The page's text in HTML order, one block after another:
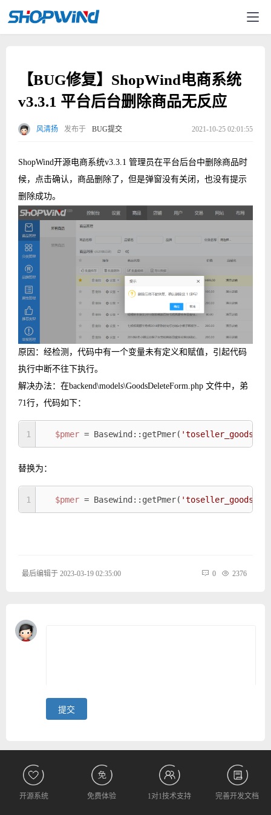
【BUG修复】ShopWind电商系统
v3.3.1 平台后台删除商品无反应
风清扬 发布于 BUG提交 2021-10-25 02:01:55
ShopWind开源电商系统v3.3.1 管理员在平台后台中删除商品时
候，点击确认，商品删除了，但是弹窗没有关闭，也没有提示
删除成功。
原因：经检测，代码中有一个变量未有定义和赋值，引起代码
执行中断不往下执行。
解决办法：在backend\models\GoodsDeleteForm.php 文件中，弟
71行，代码如下：
$pmer = Basewind::getPmer(
1
替换为：
$pmer = Basewind::getPmer(
1
最后编辑于 2023-03-19 02:35:00 0 2376
开源系统 免费体验 1对1技术支持 完善开发文档